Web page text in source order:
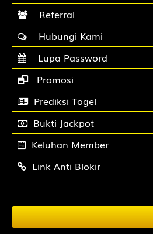
Referral
Hubungi Kami
Lupa Password
Promosi
Prediksi Togel
Bukti Jackpot
Keluhan Member
Link Anti Blokir